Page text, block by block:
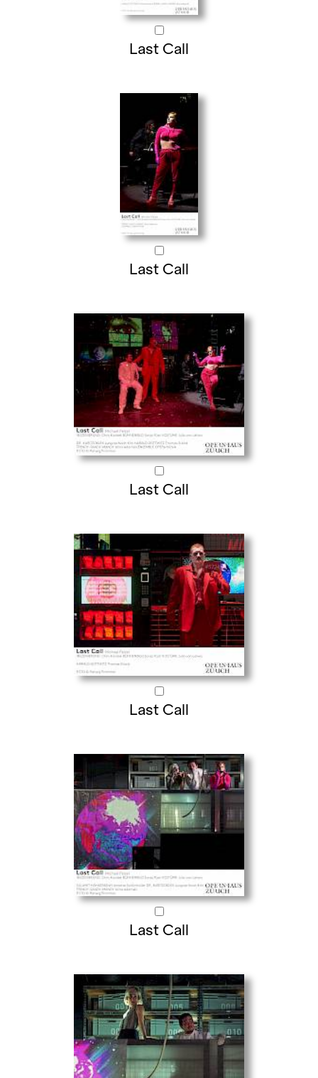
Last Call
Last Call
Last Call
Last Call
Last Call